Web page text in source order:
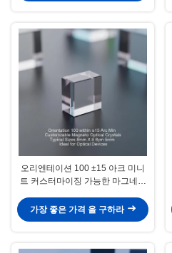
오리엔테이션 100 ±15 아크 미니
트 커스터마이징 가능한 마그네토
8mm X 5mm 광 장치에 이상적입
니다
가장 좋은 가격 을 구하라